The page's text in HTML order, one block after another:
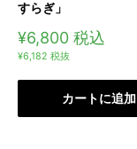
すらぎ」
販
売
格
¥6,800 税込
¥6,182 税抜
カートに追加